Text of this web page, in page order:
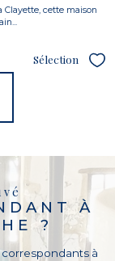
cette maison
Sélection
À
?
à